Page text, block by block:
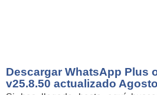
Descargar WhatsApp Plus
v25.8.50 actualizado